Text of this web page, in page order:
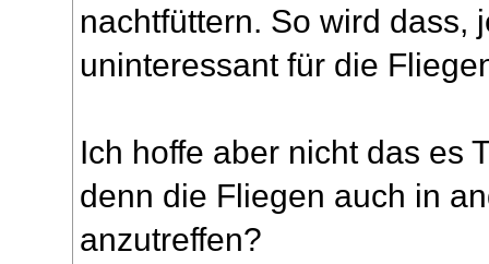
nachtfüttern. So wird dass,
uninteressant für die
Ich hoffe aber nicht das es
denn die Fliegen auch in
anzutreffen?